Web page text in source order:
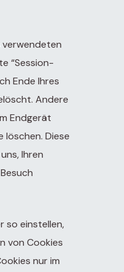
verwendeten
“Session-
Ende Ihres
Andere
Endgerät
löschen. Diese
Ihren
so einstellen,
von Cookies
nur im